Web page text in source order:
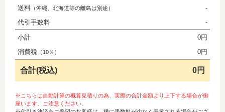
送料 （沖縄、北海道等の離島は別途）
-
代引手数料
-
小計
0円
消費税 （10％） 0円
合計(税込) 0円
※こちらは自動計算の概算見積りの為、実際の合計金額より上下する場合が御
座います。ご注意ください。